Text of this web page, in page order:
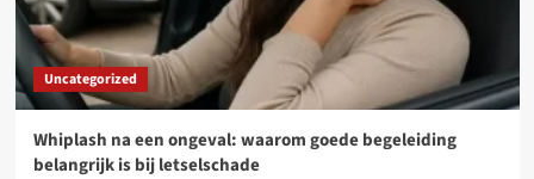
Uncategorized
Whiplash na een ongeval: waarom goede begeleiding
belangrijk is bij letselschade